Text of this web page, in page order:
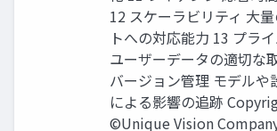
12 スケーラビリティ 大
トへの対応能力 13 プラ
ユーザーデータの適切な
バージョン管理 モデルや
による影響の追跡
©Unique Vision